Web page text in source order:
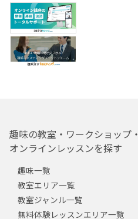
趣味の教室・ワークショップ・
オンラインレッスンを探す
趣味一覧
教室エリア一覧
教室ジャンル一覧
無料体験レッスンエリア一覧